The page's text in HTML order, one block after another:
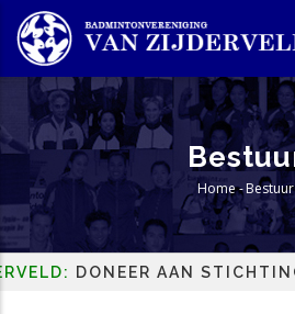
Overslaan
en
naar
inhoud
gaan
Home-Bestuur
DONEER AAN STICHTING